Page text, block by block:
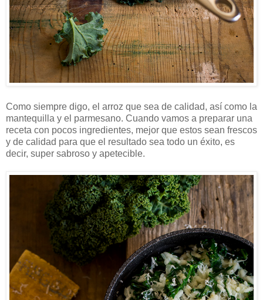
Como siempre digo, el arroz que sea de calidad, así como la
mantequilla y el parmesano. Cuando vamos a preparar una
receta con pocos ingredientes, mejor que estos sean frescos
y de calidad para que el resultado sea todo un éxito, es
decir, super sabroso y apetecible.